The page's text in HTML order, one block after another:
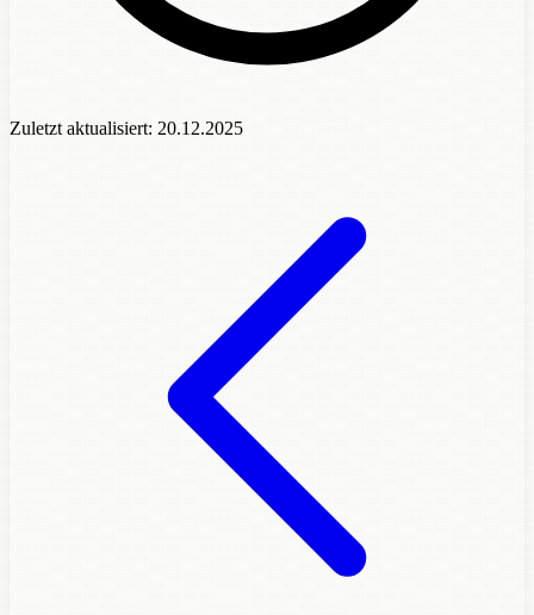
Zuletzt aktualisiert: 20.12.2025